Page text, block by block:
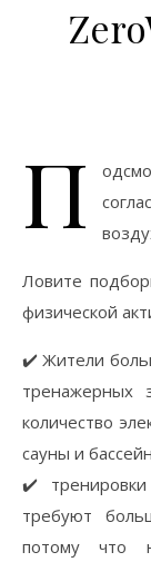
П
Ловите
физической
✔️ Жители
тренажерных
количество
сауны и
✔️
требуют
потому что